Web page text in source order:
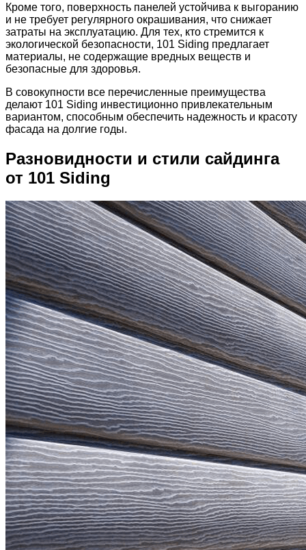
Кроме того, поверхность панелей устойчива к выгоранию
и не требует регулярного окрашивания, что снижает
затраты на эксплуатацию. Для тех, кто стремится к
экологической безопасности, 101 Siding предлагает
материалы, не содержащие вредных веществ и
безопасные для здоровья.
В совокупности все перечисленные преимущества
делают 101 Siding инвестиционно привлекательным
вариантом, способным обеспечить надежность и красоту
фасада на долгие годы.
Разновидности и стили сайдинга
от 101 Siding